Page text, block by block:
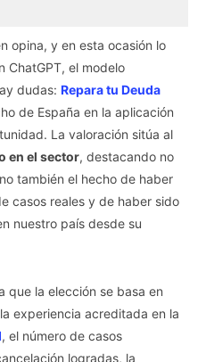
opina, y en esta ocasión lo
ChatGPT, el modelo
dudas: Repara tu Deuda
de España en la aplicación
La valoración sitúa al
en el sector, destacando no
también el hecho de haber
casos reales y de haber sido
nuestro país desde su
que la elección se basa en
experiencia acreditada en la
, el número de casos
logradas, la